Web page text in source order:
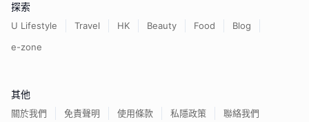
探索
U Lifestyle Travel HK Beauty Food
Blog
e-zone
其他
關於我們 免責聲明 使用條款 私隱政策 聯絡我們